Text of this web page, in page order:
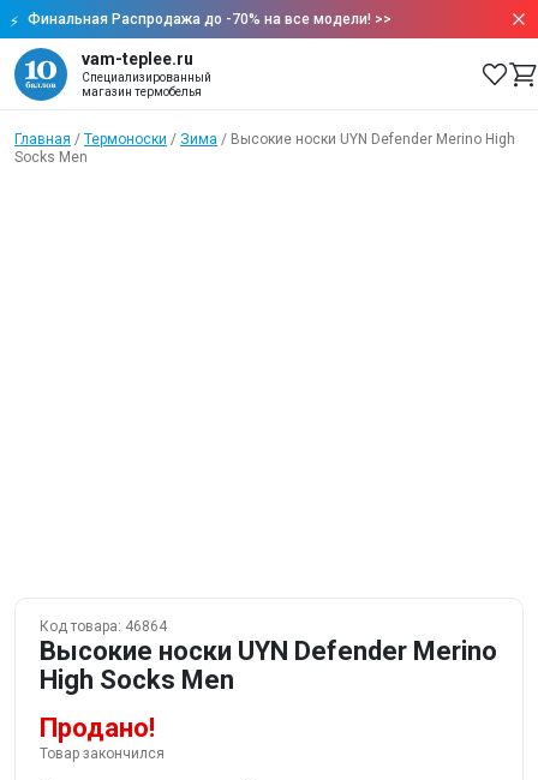
Финальная Распродажа до -70% на все модели! >>
vam-teplee.ru
Специализированный
магазин термобелья
Главная / Термоноски / Зима / Высокие носки UYN Defender Merino High
Socks Men
Код товара: 46864
Высокие носки UYN Defender Merino
High Socks Men
Продано!
Товар закончился